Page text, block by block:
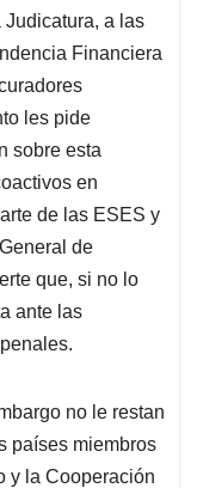
a las
Financiera
les pide
sobre esta
en
de las ESES y
de
que, si no lo
ante las
no le restan
países miembros
y la Cooperación